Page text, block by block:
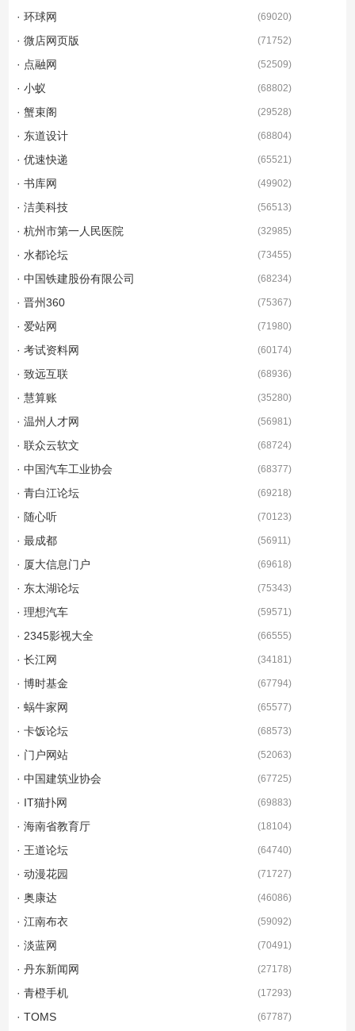
· 环球网 (69020)
· 微店网页版 (71752)
· 点融网 (52509)
· 小蚁 (68802)
· 蟹束阁 (29528)
· 东道设计 (68804)
· 优速快递 (65521)
· 书库网 (49902)
· 洁美科技 (56513)
· 杭州市第一人民医院 (32985)
· 水都论坛 (73455)
· 中国铁建股份有限公司 (68234)
· 晋州360 (75367)
· 爱站网 (71980)
· 考试资料网 (60174)
· 致远互联 (68936)
· 慧算账 (35280)
· 温州人才网 (56981)
· 联众云软文 (68724)
· 中国汽车工业协会 (68377)
· 青白江论坛 (69218)
· 随心听 (70123)
· 最成都 (56911)
· 厦大信息门户 (69618)
· 东太湖论坛 (75343)
· 理想汽车 (59571)
· 2345影视大全 (66555)
· 长江网 (34181)
· 博时基金 (67794)
· 蜗牛家网 (65577)
· 卡饭论坛 (68573)
· 门户网站 (52063)
· 中国建筑业协会 (67725)
· IT猫扑网 (69883)
· 海南省教育厅 (18104)
· 王道论坛 (64740)
· 动漫花园 (71727)
· 奥康达 (46086)
· 江南布衣 (59092)
· 淡蓝网 (70491)
· 丹东新闻网 (27178)
· 青橙手机 (17293)
· TOMS (67787)